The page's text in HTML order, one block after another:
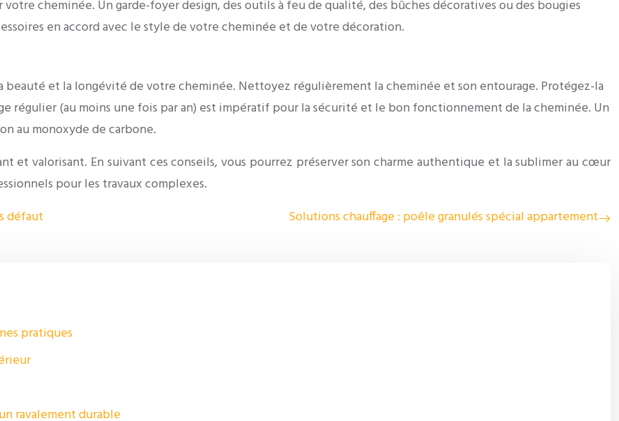
cheminée. Un garde-foyer design, des outils à feu de qualité, des bûches décoratives ou des bougies
en accord avec le style de votre cheminée et de votre décoration.
et la longévité de votre cheminée. Nettoyez régulièrement la cheminée et son entourage. Protégez-la
régulier (au moins une fois par an) est impératif pour la sécurité et le bon fonctionnement de la cheminée. Un
au monoxyde de carbone.
et valorisant. En suivant ces conseils, vous pourrez préserver son charme authentique et la sublimer au cœur
pour les travaux complexes.
défaut
Solutions chauffage : poêle granulés spécial appartement
pratiques
ravalement durable